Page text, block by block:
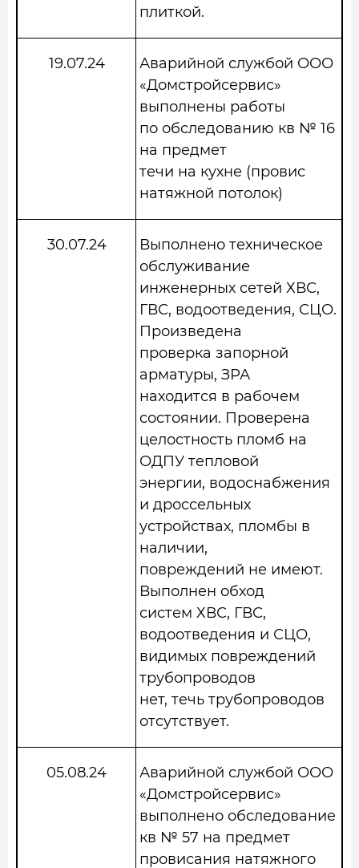
плиткой.
19.07.24
Аварийной службой ООО
«Домстройсервис»
выполнены работы
по обследованию кв № 16
на предмет
течи на кухне (провис
натяжной потолок)
30.07.24
Выполнено техническое
обслуживание
инженерных сетей ХВС,
ГВС, водоотведения, СЦО.
Произведена
проверка запорной
арматуры, ЗРА
находится в рабочем
состоянии. Проверена
целостность пломб на
ОДПУ тепловой
энергии, водоснабжения
и дроссельных
устройствах, пломбы в
наличии,
повреждений не имеют.
Выполнен обход
систем ХВС, ГВС,
водоотведения и СЦО,
видимых повреждений
трубопроводов
нет, течь трубопроводов
отсутствует.
05.08.24
Аварийной службой ООО
«Домстройсервис»
выполнено обследование
кв № 57 на предмет
провисания натяжного